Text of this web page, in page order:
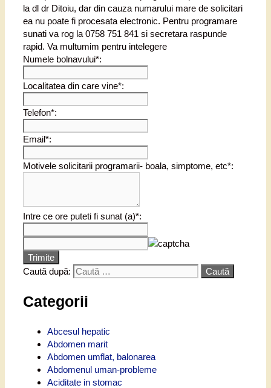
la dl dr Ditoiu, dar din cauza numarului mare de solicitari
ea nu poate fi procesata electronic. Pentru programare
sunati va rog la 0758 751 841 si secretara raspunde
rapid. Va multumim pentru intelegere
Numele bolnavului*:
Localitatea din care vine*:
Telefon*:
Email*:
Motivele solicitarii programarii- boala, simptome, etc*:
Intre ce ore puteti fi sunat (a)*:
Trimite
Caută după:
Categorii
Abcesul hepatic
Abdomen marit
Abdomen umflat, balonarea
Abdomenul uman-probleme
Aciditate in stomac